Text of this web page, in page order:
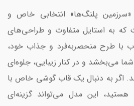
پلنگ‌ها» انتخابی خاص و
که به استایل متفاوت و طراحی‌های
با طرح منحصربه‌فرد و جذاب خود،
می‌بخشد و در کنار زیبایی، جلوه‌ای
اگر به دنبال یک قاب گوشی خاص با
این مدل می‌تواند گزینه‌ای